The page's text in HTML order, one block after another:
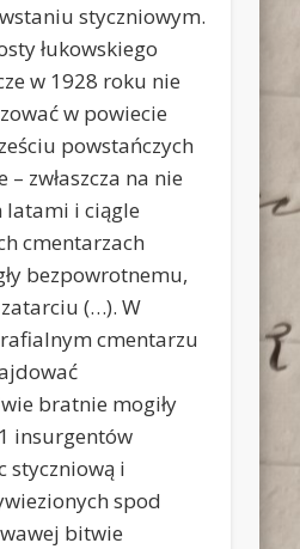
styczniowym.
łukowskiego
w 1928 roku nie
w powiecie
powstańczych
zwłaszcza na nie
latami i ciągle
cmentarzach
bezpowrotnemu,
(…). W
cmentarzu
bratnie mogiły
insurgentów
styczniową i
spod
bitwie